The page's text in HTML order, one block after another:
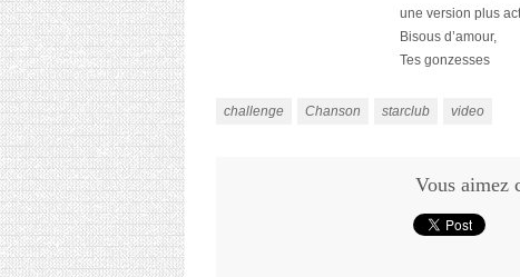
une version plus
Bisous d’amour,
Tes gonzesses
challenge Chanson starclub video
Vous aimez